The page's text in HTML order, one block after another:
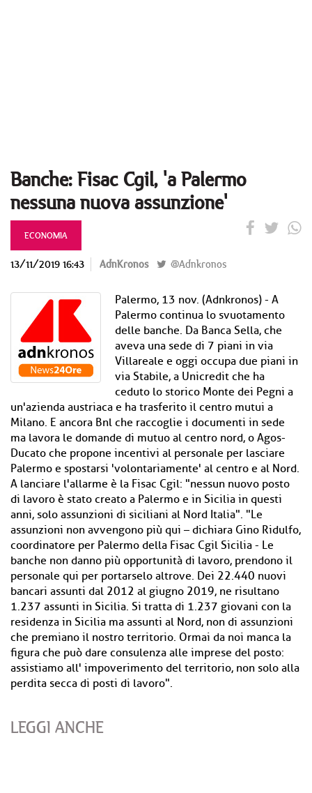
Banche: Fisac Cgil, 'a Palermo
nessuna nuova assunzione'
ECONOMIA
13/11/2019 16:43 AdnKronos @Adnkronos
Palermo, 13 nov. (Adnkronos) - A
Palermo continua lo svuotamento
delle banche. Da Banca Sella, che
aveva una sede di 7 piani in via
Villareale e oggi occupa due piani in
via Stabile, a Unicredit che ha
ceduto lo storico Monte dei Pegni a
un'azienda austriaca e ha trasferito il centro mutui a
Milano. E ancora Bnl che raccoglie i documenti in sede
ma lavora le domande di mutuo al centro nord, o Agos-
Ducato che propone incentivi al personale per lasciare
Palermo e spostarsi 'volontariamente' al centro e al Nord.
A lanciare l'allarme è la Fisac Cgil: "nessun nuovo posto
di lavoro è stato creato a Palermo e in Sicilia in questi
anni, solo assunzioni di siciliani al Nord Italia". "Le
assunzioni non avvengono più qui – dichiara Gino Ridulfo,
coordinatore per Palermo della Fisac Cgil Sicilia - Le
banche non danno più opportunità di lavoro, prendono il
personale qui per portarselo altrove. Dei 22.440 nuovi
bancari assunti dal 2012 al giugno 2019, ne risultano
1.237 assunti in Sicilia. Si tratta di 1.237 giovani con la
residenza in Sicilia ma assunti al Nord, non di assunzioni
che premiano il nostro territorio. Ormai da noi manca la
figura che può dare consulenza alle imprese del posto:
assistiamo all' impoverimento del territorio, non solo alla
perdita secca di posti di lavoro".
LEGGI ANCHE